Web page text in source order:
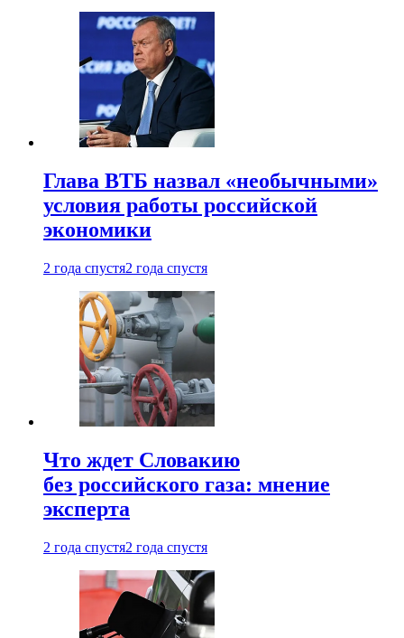
Глава ВТБ назвал «необычными»
условия работы российской
экономики
2 года спустя2 года спустя
Что ждет Словакию
без российского газа: мнение
эксперта
2 года спустя2 года спустя